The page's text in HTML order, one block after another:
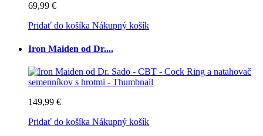
69,99 €
Pridať do košíka Nákupný košík
Iron Maiden od Dr....
149,99 €
Pridať do košíka Nákupný košík